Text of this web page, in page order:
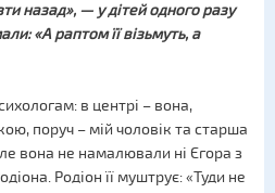
назад», — у дітей одного разу
«А раптом її візьмуть, а
в центрі – вона,
поруч – мій чоловік та старша
вона не намалювали ні Єгора з
Родіон її муштрує: «Туди не